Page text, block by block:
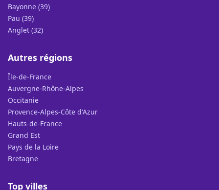
Bayonne (39)
Pau (39)
Anglet (32)
Autres régions
Île-de-France
Auvergne-Rhône-Alpes
Occitanie
Provence-Alpes-Côte d'Azur
Hauts-de-France
Grand Est
Pays de la Loire
Bretagne
Top villes